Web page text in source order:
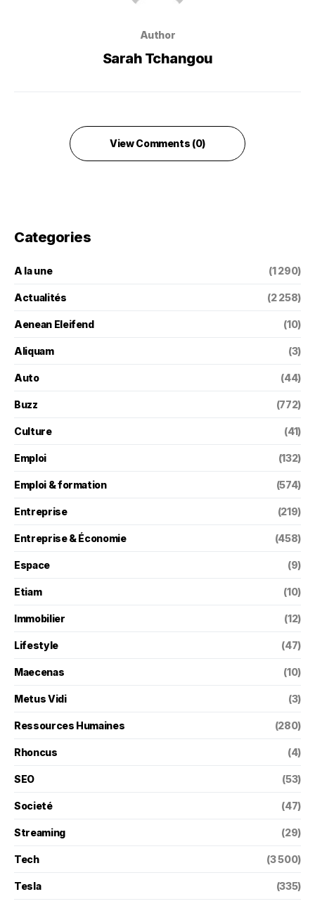
Author
Sarah Tchangou
View Comments (0)
Categories
A la une (1 290)
Actualités (2 258)
Aenean Eleifend (10)
Aliquam (3)
Auto (44)
Buzz (772)
Culture (41)
Emploi (132)
Emploi & formation (574)
Entreprise (219)
Entreprise & Économie (458)
Espace (9)
Etiam (10)
Immobilier (12)
Lifestyle (47)
Maecenas (10)
Metus Vidi (3)
Ressources Humaines (280)
Rhoncus (4)
SEO (53)
Societé (47)
Streaming (29)
Tech (3 500)
Tesla (335)